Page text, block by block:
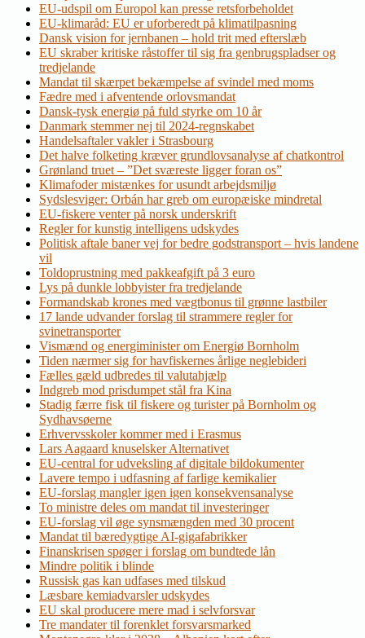
EU-udspil om Europol kan presse retsforbeholdet
EU-klimaråd: EU er uforberedt på klimatilpasning
Dansk vision for jernbanen – hold trit med efterslæb
EU skraber kritiske råstoffer til sig fra genbrugspladser og
tredjelande
Mandat til skærpet bekæmpelse af svindel med moms
Fædre med i afventende orlovsmandat
Dansk-tysk energiø på fuld styrke om 10 år
Danmark stemmer nej til 2024-regnskabet
Handelsaftaler vakler i Strasbourg
Det halve folketing kræver grundlovsanalyse af chatkontrol
Grønland truet – ”Det sværeste ligger foran os”
Klimafoder mistænkes for usundt arbejdsmiljø
Sydslesviger: Orbán har greb om europæiske mindretal
EU-fiskere venter på norsk underskrift
Regler for kunstig intelligens udskydes
Politisk aftale baner vej for bedre godstransport – hvis landene
vil
Toldoprustning med pakkeafgift på 3 euro
Lys på dunkle lobbyister fra tredjelande
Formandskab krones med vægtbonus til grønne lastbiler
17 lande udvander forslag til strammere regler for
svinetransporter
Vismænd og energiminister om Energiø Bornholm
Tiden nærmer sig for havfiskernes årlige neglebideri
Fælles gæld udbredes til valutahjælp
Indgreb mod prisdumpet stål fra Kina
Stadig færre fisk til fiskere og turister på Bornholm og
Sydhavsøerne
Erhvervsskoler kommer med i Erasmus
Lars Aagaard knuselsker Alternativet
EU-central for udveksling af digitale bildokumenter
Lavere tempo i udfasning af farlige kemikalier
EU-forslag mangler igen igen konsekvensanalyse
To ministre deles om mandat til investeringer
EU-forslag vil øge synsmængden med 30 procent
Mandat til bæredygtige AI-gigafabrikker
Finanskrisen spøger i forslag om bundtede lån
Mindre politik i blinde
Russisk gas kan udfases med tilskud
Læsbare kemiadvarsler udskydes
EU skal producere mere mad i selvforsvar
Tre mandater til forenklet forsvarsmarked